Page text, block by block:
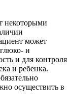
некоторыми
может
и
и для контроля
и ребенка.
осуществить в